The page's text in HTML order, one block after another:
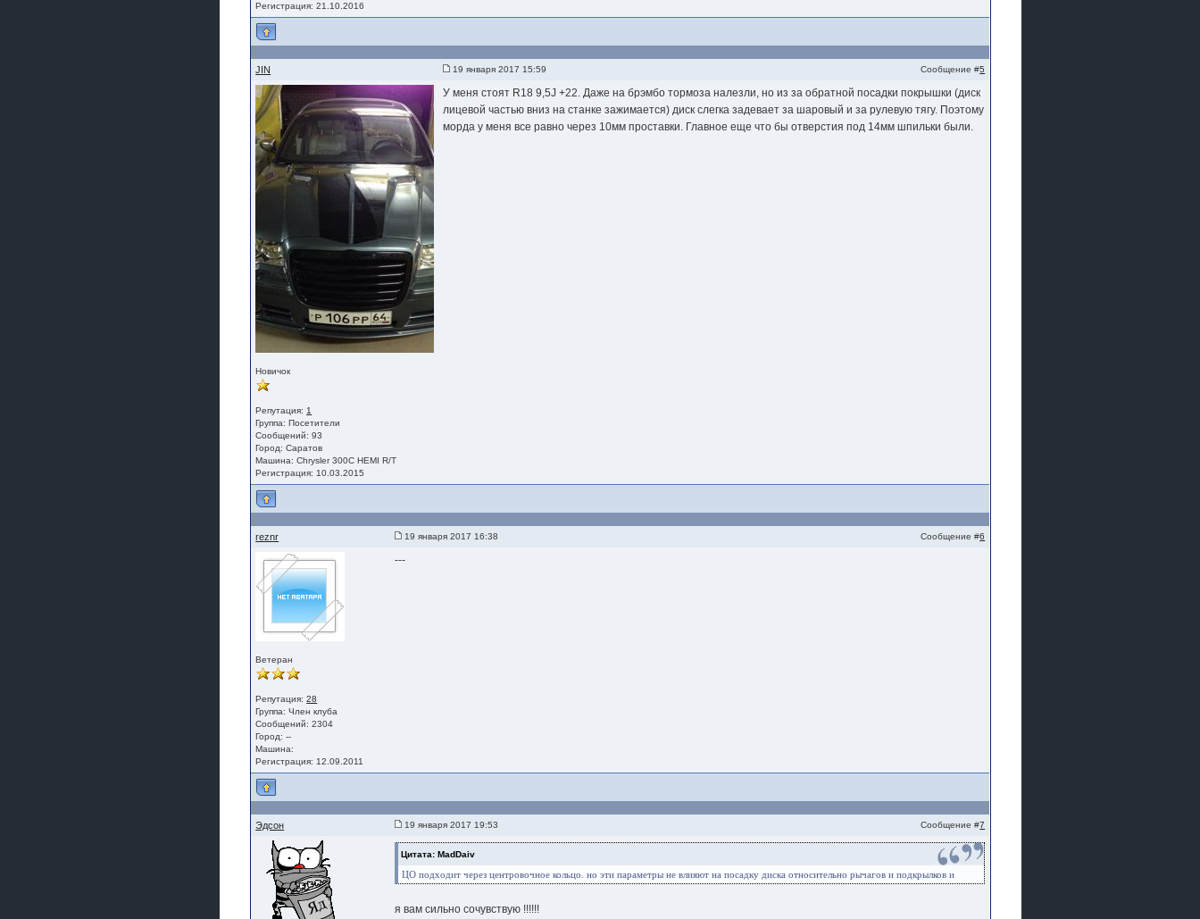
Регистрация: 21.10.2016
JIN 19 января 2017 15:59 Сообщение #5
Новичок
Репутация: 1
Группа:Посетители
Сообщений: 93
Город: Саратов
Машина: Chrysler 300C HEMI R/T
Регистрация: 10.03.2015
У меня стоят R18 9,5J +22. Даже на брэмбо тормоза налезли, но из за обратной посадки покрышки (диск
лицевой частью вниз на станке зажимается) диск слегка задевает за шаровый и за рулевую тягу. Поэтому
морда у меня все равно через 10мм проставки. Главное еще что бы отверстия под 14мм шпильки были.
reznr 19 января 2017 16:38 Сообщение #6
Ветеран
Репутация:28
Группа:Член клуба
Сообщений: 2304
Город: --
Машина:
Регистрация: 12.09.2011
---
Эдсон 19 января 2017 19:53 Сообщение #7
Цитата: MadDaiv
ЦО подходит через центровочное кольцо. но эти параметры не влияют на посадку диска относительно рычагов и подкрылков и
я вам сильно сочувствую !!!!!!